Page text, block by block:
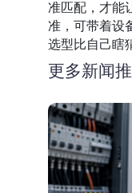
准匹配，才能
准，可带着设
选型比自己瞎
更多新闻